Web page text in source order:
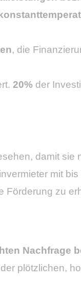
, die
20% der
damit sie
mit
Förderung zu
Nachfrage
plötzlichen,